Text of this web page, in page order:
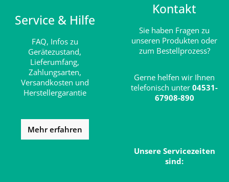
Service & Hilfe
FAQ, Infos zu
Gerätezustand,
Lieferumfang,
Zahlungsarten,
Versandkosten und
Herstellergarantie
Mehr erfahren
Kontakt
Sie haben Fragen zu
unseren Produkten oder
zum Bestellprozess?
Gerne helfen wir Ihnen
telefonisch unter 04531-
67908-890
Unsere Servicezeiten
sind: